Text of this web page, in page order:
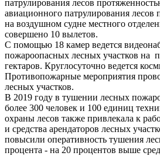
патрулирования лесов
авиационного патрулирования
на воздушном судне местного
совершено 10 вылетов.
С помощью 18 камер ведется
пожароопасных лесных участков на
гектаров. Круглосуточно ведется
Противопожарные мероприятия
лесных участков.
В 2019 году в тушении лесных
более 300 человек и 100 единиц
охраны лесов также привлекала к
и средства арендаторов лесных
повысили оперативность тушения
процента - на 20 процентов выше